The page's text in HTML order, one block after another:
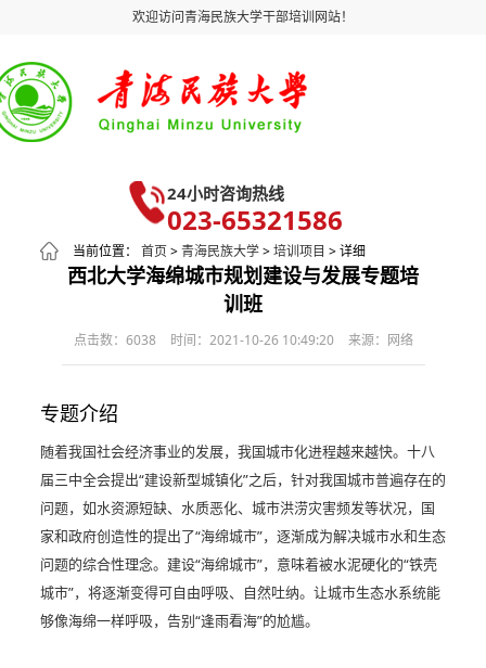
欢迎访问青海民族大学干部培训网站！
24小时咨询热线
023-65321586
当前位置： 首页>青海民族大学>培训项目 > 详细
西北大学海绵城市规划建设与发展专题培
训班
点击数：6038 时间：2021-10-26 10:49:20 来源：网络
专题介绍
随着我国社会经济事业的发展，我国城市化进程越来越快。十八
届三中全会提出“建设新型城镇化”之后，针对我国城市普遍存在的
问题，如水资源短缺、水质恶化、城市洪涝灾害频发等状况，国
家和政府创造性的提出了“海绵城市”，逐渐成为解决城市水和生态
问题的综合性理念。建设“海绵城市”，意味着被水泥硬化的“铁壳
城市”，将逐渐变得可自由呼吸、自然吐纳。让城市生态水系统能
够像海绵一样呼吸，告别“逢雨看海”的尬尴。